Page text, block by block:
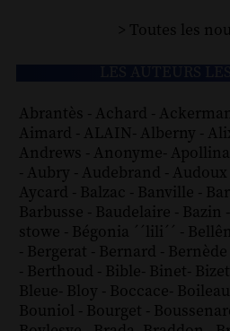
> Toutes les
Abrantès - Achard -
Aimard - ALAIN- Alberny -
Andrews - Anonyme-
- Aubry - Audebrand - Audoux
Aycard - Balzac - Banville -
Barbusse - Baudelaire - Bazin -
stowe - Bégonia ´´lili´´ -
- Bergerat - Bernard - Bernède
- Berthoud - Bible- Binet- Bizet
Bleue- Bloy - Boccace- Boileau
Bouniol - Bourget -